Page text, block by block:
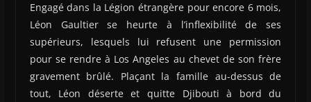
Engagé dans la Légion étrangère pour encore 6 mois,
Léon Gaultier se heurte à l’inflexibilité de ses
supérieurs, lesquels lui refusent une permission
pour se rendre à Los Angeles au chevet de son frère
gravement brûlé. Plaçant la famille au-dessus de
tout, Léon déserte et quitte Djibouti à bord du